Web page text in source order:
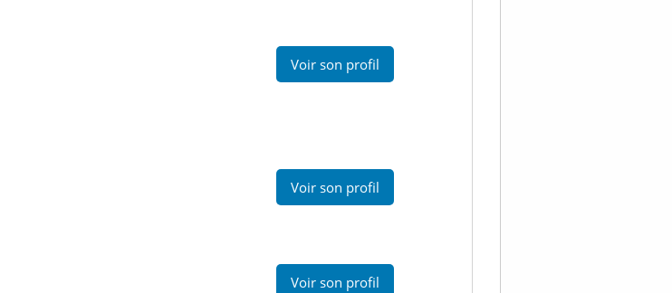
Voir son profil
Voir son profil
Voir son profil